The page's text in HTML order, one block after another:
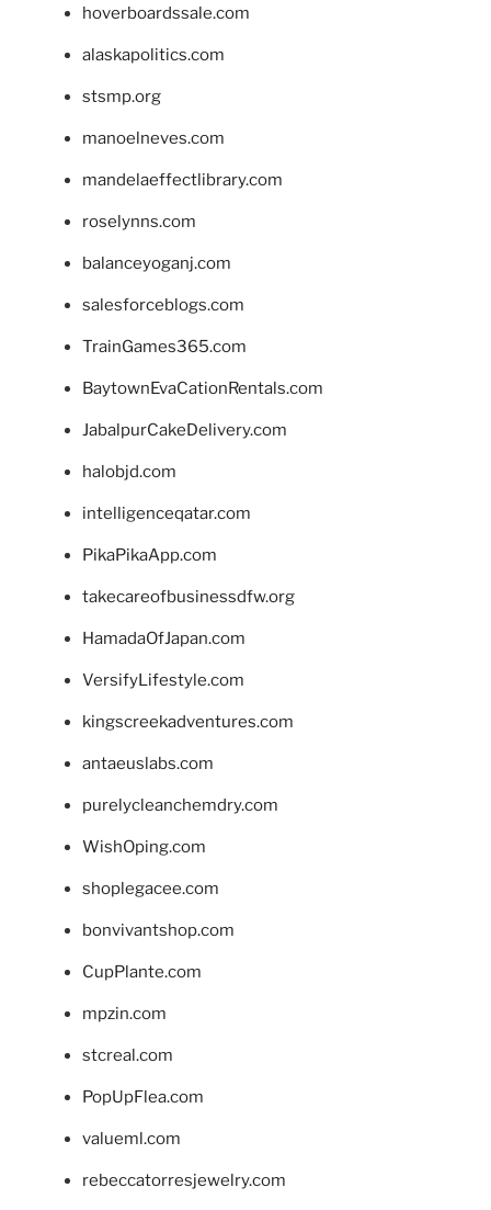
hoverboardssale.com
alaskapolitics.com
stsmp.org
manoelneves.com
mandelaeffectlibrary.com
roselynns.com
balanceyoganj.com
salesforceblogs.com
TrainGames365.com
BaytownEvaCationRentals.com
JabalpurCakeDelivery.com
halobjd.com
intelligenceqatar.com
PikaPikaApp.com
takecareofbusinessdfw.org
HamadaOfJapan.com
VersifyLifestyle.com
kingscreekadventures.com
antaeuslabs.com
purelycleanchemdry.com
WishOping.com
shoplegacee.com
bonvivantshop.com
CupPlante.com
mpzin.com
stcreal.com
PopUpFlea.com
valueml.com
rebeccatorresjewelry.com